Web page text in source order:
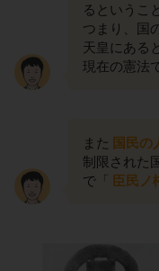
るというこ
つまり、国
天皇にある
現在の憲法
また 国民の
制限された
で「
臣民ノ